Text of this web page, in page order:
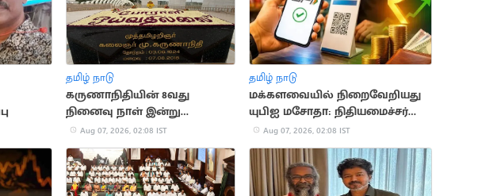
தமிழ் நாடு
கருணாநிதியின் 8வது
நினைவு நாள் இன்று
அனுசரிப்பு
Aug 07, 2026, 02:08 IST
தமிழ் நாடு
மக்களவையில் நிறைவேறியது
யுபிஐ மசோதா: நிதியமைச்சர்
விளக்கம்
Aug 07, 2026, 02:08 IST